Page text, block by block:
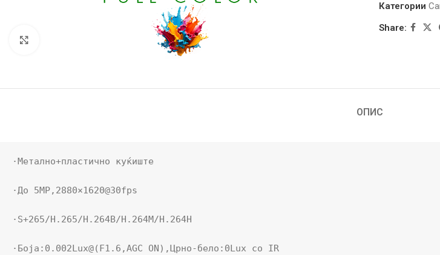
Категории
Share:
ОПИС
·Метално+пластично куќиште
·До 5MP,2880×1620@30fps
·S+265/H.265/H.264B/H.264M/H.264H
·Боја:0.002Lux@(F1.6,AGC ON),Црно-бело:0Lux со IR